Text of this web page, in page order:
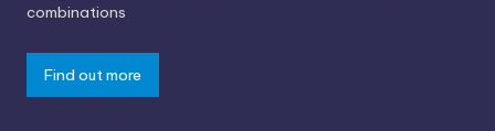
combinations
Find out more